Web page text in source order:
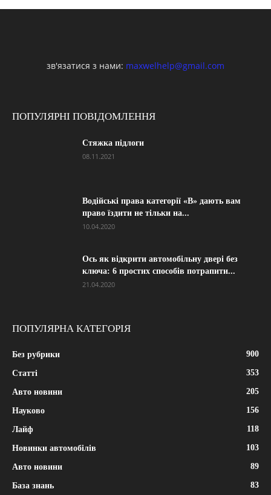
зв'язатися з нами: maxwelhelp@gmail.com
ПОПУЛЯРНІ ПОВІДОМЛЕННЯ
Стяжка підлоги
08.11.2021
Водійські права категорії «B» дають вам
право їздити не тільки на...
10.04.2020
Ось як відкрити автомобільну двері без
ключа: 6 простих способів потрапити...
21.04.2020
ПОПУЛЯРНА КАТЕГОРІЯ
Без рубрики 900
Статті 353
Авто новини 205
Науково 156
Лайф 118
Новинки автомобілів 103
Авто новини 89
База знань 83